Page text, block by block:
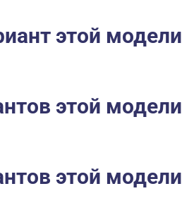
этой модели
этой модели
этой модели